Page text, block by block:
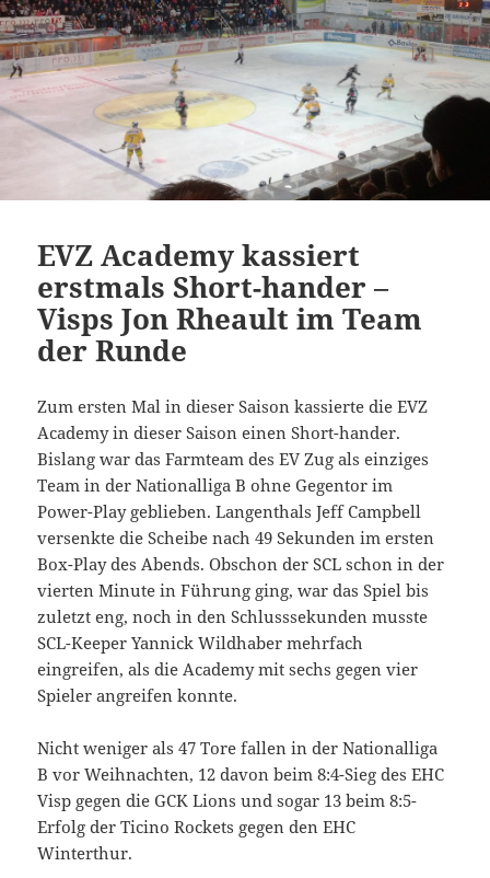
EVZ Academy kassiert
erstmals Short-hander –
Visps Jon Rheault im Team
der Runde
Zum ersten Mal in dieser Saison kassierte die EVZ
Academy in dieser Saison einen Short-hander.
Bislang war das Farmteam des EV Zug als einziges
Team in der Nationalliga B ohne Gegentor im
Power-Play geblieben. Langenthals Jeff Campbell
versenkte die Scheibe nach 49 Sekunden im ersten
Box-Play des Abends. Obschon der SCL schon in der
vierten Minute in Führung ging, war das Spiel bis
zuletzt eng, noch in den Schlusssekunden musste
SCL-Keeper Yannick Wildhaber mehrfach
eingreifen, als die Academy mit sechs gegen vier
Spieler angreifen konnte.
Nicht weniger als 47 Tore fallen in der Nationalliga
B vor Weihnachten, 12 davon beim 8:4-Sieg des EHC
Visp gegen die GCK Lions und sogar 13 beim 8:5-
Erfolg der Ticino Rockets gegen den EHC
Winterthur.